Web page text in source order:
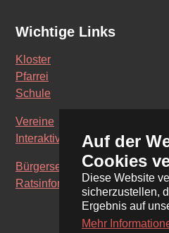
Auf der
Cookies
Diese Website
sicherzustellen,
Ergebnis auf
Mehr
Wichtige Links
Kloster
Pfarrei
Schule
Vereine
Interaktive Karte
Bürgerservice Online
Ratsinformationssystem